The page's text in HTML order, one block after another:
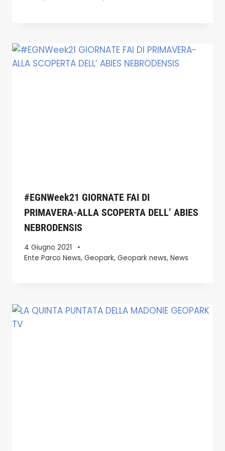
#EGNWeek21 GIORNATE FAI DI
PRIMAVERA-ALLA SCOPERTA DELL’ ABIES
NEBRODENSIS
4 Giugno 2021
Ente Parco News, Geopark, Geopark news, News